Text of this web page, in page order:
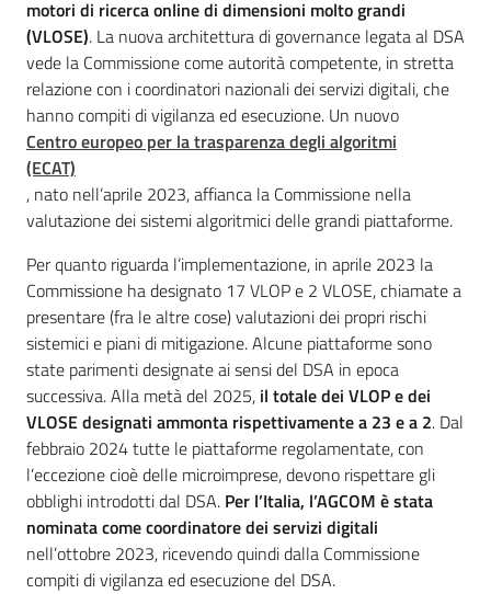
motori di ricerca online di dimensioni molto grandi
(VLOSE). La nuova architettura di governance legata al DSA
vede la Commissione come autorità competente, in stretta
relazione con i coordinatori nazionali dei servizi digitali, che
hanno compiti di vigilanza ed esecuzione. Un nuovo
Centro europeo per la trasparenza degli algoritmi
(ECAT)
, nato nell’aprile 2023, affianca la Commissione nella
valutazione dei sistemi algoritmici delle grandi piattaforme.
Per quanto riguarda l’implementazione, in aprile 2023 la
Commissione ha designato 17 VLOP e 2 VLOSE, chiamate a
presentare (fra le altre cose) valutazioni dei propri rischi
sistemici e piani di mitigazione. Alcune piattaforme sono
state parimenti designate ai sensi del DSA in epoca
successiva. Alla metà del 2025, il totale dei VLOP e dei
VLOSE designati ammonta rispettivamente a 23 e a 2. Dal
febbraio 2024 tutte le piattaforme regolamentate, con
l’eccezione cioè delle microimprese, devono rispettare gli
obblighi introdotti dal DSA. Per l’Italia, l’AGCOM è stata
nominata come coordinatore dei servizi digitali
nell’ottobre 2023, ricevendo quindi dalla Commissione
compiti di vigilanza ed esecuzione del DSA.